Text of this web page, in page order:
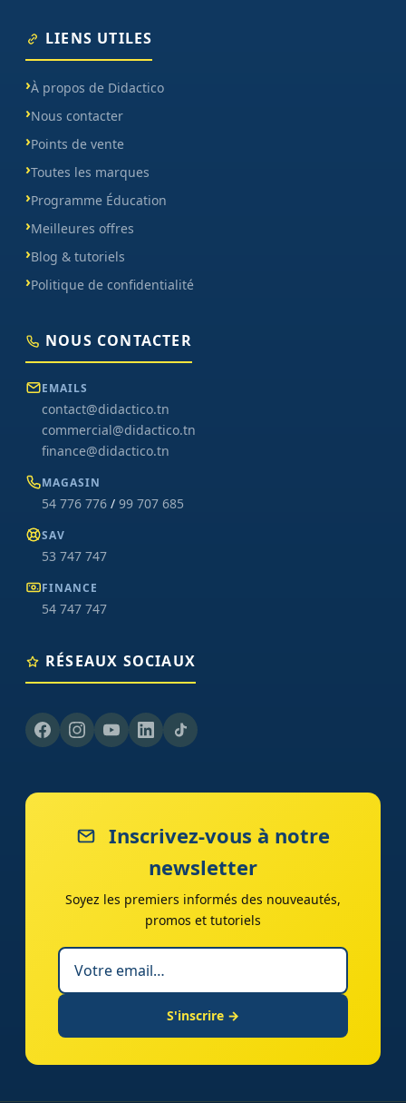
LIENS UTILES
À propos de Didactico
Nous contacter
Points de vente
Toutes les marques
Programme Éducation
Meilleures offres
Blog & tutoriels
Politique de confidentialité
NOUS CONTACTER
EMAILS
contact@didactico.tn
commercial@didactico.tn
finance@didactico.tn
MAGASIN
54 776 776 / 99 707 685
SAV
53 747 747
FINANCE
54 747 747
RÉSEAUX SOCIAUX
Inscrivez-vous à notre
newsletter
Soyez les premiers informés des nouveautés,
promos et tutoriels
S'inscrire →